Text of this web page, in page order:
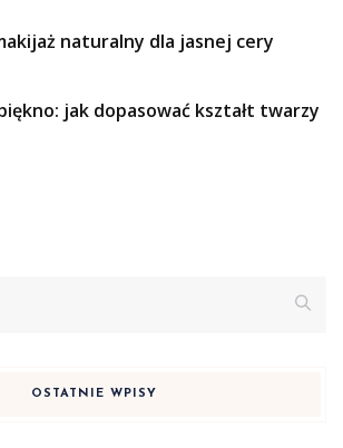
naturalny dla jasnej cery
jak dopasować kształt twarzy
OSTATNIE WPISY